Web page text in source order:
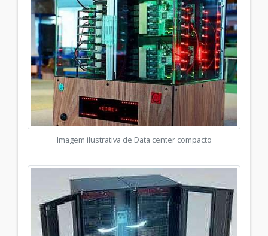
Imagem ilustrativa de Data center compacto